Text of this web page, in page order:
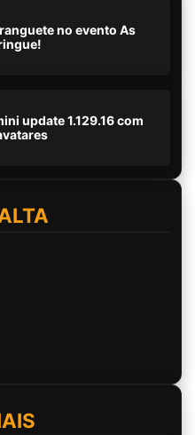
no evento As
update 1.129.16 com